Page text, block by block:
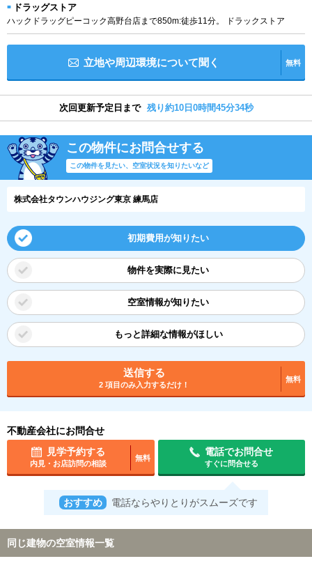
ドラッグストア
ハックドラッグピーコック高野台店まで850m:徒歩11分。 ドラックストア
立地や周辺環境について聞く 無料
次回更新予定日まで 残り約10日0時間45分34秒
この物件にお問合せする
この物件を見たい、空室状況を知りたいなど
株式会社タウンハウジング東京 練馬店
初期費用が知りたい
物件を実際に見たい
空室情報が知りたい
もっと詳細な情報がほしい
送信する
2 項目のみ入力するだけ！
無料
不動産会社にお問合せ
見学予約する
内見・お店訪問の相談
無料
電話でお問合せ
すぐに問合せる
おすすめ 電話ならやりとりがスムーズです
同じ建物の空室情報一覧